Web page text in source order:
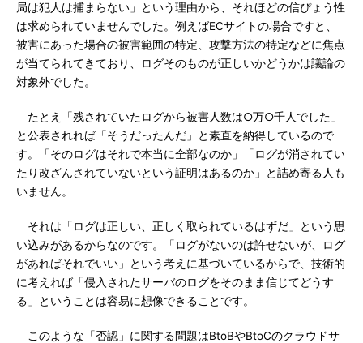
局は犯人は捕まらない」という理由から、それほどの信ぴょう性
は求められていませんでした。例えばECサイトの場合ですと、
被害にあった場合の被害範囲の特定、攻撃方法の特定などに焦点
が当てられてきており、ログそのものが正しいかどうかは議論の
対象外でした。
たとえ「残されていたログから被害人数は○万○千人でした」
と公表されれば「そうだったんだ」と素直を納得しているので
す。「そのログはそれで本当に全部なのか」「ログが消されてい
たり改ざんされていないという証明はあるのか」と詰め寄る人も
いません。
それは「ログは正しい、正しく取られているはずだ」という思
い込みがあるからなのです。「ログがないのは許せないが、ログ
があればそれでいい」という考えに基づいているからで、技術的
に考えれば「侵入されたサーバのログをそのまま信じてどうす
る」ということは容易に想像できることです。
このような「否認」に関する問題はBtoBやBtoCのクラウドサ